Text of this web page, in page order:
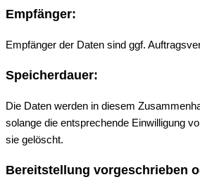
Empfänger:
Empfänger der Daten sind ggf.
Speicherdauer:
Die Daten werden in diesem
solange die entsprechende Einwilligung
sie gelöscht.
Bereitstellung vorgeschrieben